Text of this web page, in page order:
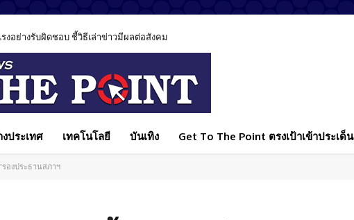
งอย่างรับผิดชอบ ชี้วิธีเล่าข่าวมีผลต่อสังคม
งประเทศ เทคโนโลยี บันเทิง Get To The Point ตรงเป้าเข้าประเด็น
องประธานสภาฯ